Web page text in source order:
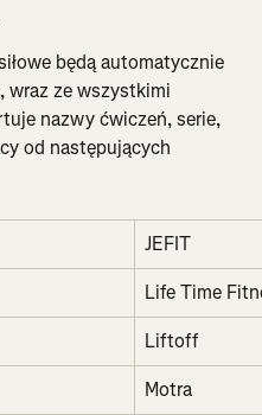
będą automatycznie
wraz ze wszystkimi
nazwy ćwiczeń, serie,
od następujących
JEFIT
Life Time
Liftoff
Motra